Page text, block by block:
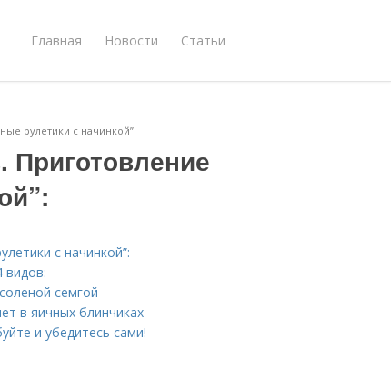
Главная Новости Статьи
рулетики с начинкой”:
Приготовление
с начинкой”:
видов:
семгой
в яичных блинчиках
и убедитесь сами!